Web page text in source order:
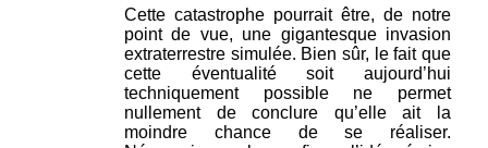
Cette catastrophe pourrait être, de notre
point de vue, une gigantesque invasion
extraterrestre simulée. Bien sûr, le fait que
cette éventualité soit aujourd’hui
techniquement possible ne permet
nullement de conclure qu’elle ait la
moindre chance de se réaliser.